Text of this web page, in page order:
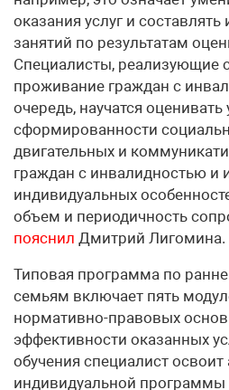
оказания услуг и
занятий по результатам
Специалисты, реализующие
проживание граждан с
очередь, научатся оценивать
сформированности
двигательных и
граждан с инвалидностью и
индивидуальных
объем и периодичность
пояснил Дмитрий Лигомина.
Типовая программа по
семьям включает пять
нормативно-правовых
эффективности оказанных
обучения специалист
индивидуальной